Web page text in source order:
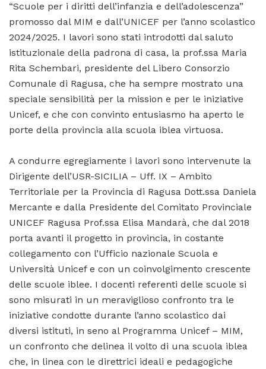
“Scuole per i diritti dell’infanzia e dell’adolescenza”
promosso dal MIM e dall’UNICEF per l’anno scolastico
2024/2025. I lavori sono stati introdotti dal saluto
istituzionale della padrona di casa, la prof.ssa Maria
Rita Schembari, presidente del Libero Consorzio
Comunale di Ragusa, che ha sempre mostrato una
speciale sensibilità per la mission e per le iniziative
Unicef, e che con convinto entusiasmo ha aperto le
porte della provincia alla scuola iblea virtuosa.
A condurre egregiamente i lavori sono intervenute la
Dirigente dell’USR-SICILIA – Uff. IX – Ambito
Territoriale per la Provincia di Ragusa Dott.ssa Daniela
Mercante e dalla Presidente del Comitato Provinciale
UNICEF Ragusa Prof.ssa Elisa Mandarà, che dal 2018
porta avanti il progetto in provincia, in costante
collegamento con l’Ufficio nazionale Scuola e
Università Unicef e con un coinvolgimento crescente
delle scuole iblee. I docenti referenti delle scuole si
sono misurati in un meraviglioso confronto tra le
iniziative condotte durante l’anno scolastico dai
diversi istituti, in seno al Programma Unicef – MIM,
un confronto che delinea il volto di una scuola iblea
che, in linea con le direttrici ideali e pedagogiche